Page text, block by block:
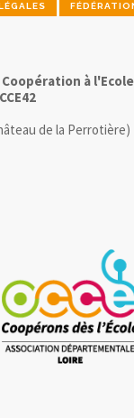
à
de la Perrotière)